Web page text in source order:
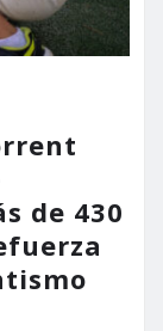
de 430